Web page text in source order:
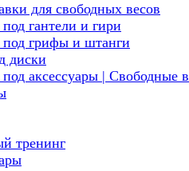
для свободных весов
гантели и гири
под грифы и штанги
диски
аксессуары | Свободные
тренинг